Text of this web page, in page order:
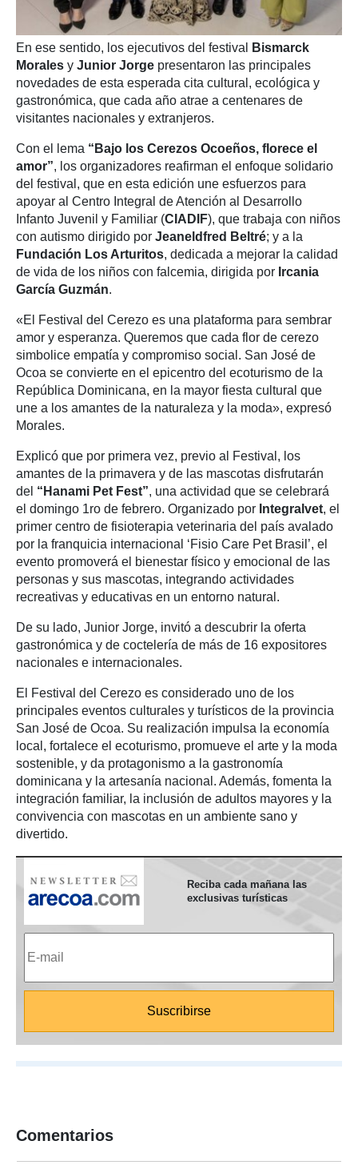
En ese sentido, los ejecutivos del festival
Bismarck
Morales y Junior Jorge presentaron las principales
novedades de esta esperada cita cultural, ecológica y
gastronómica, que cada año atrae a centenares de
visitantes nacionales y extranjeros.
Con el lema “Bajo los Cerezos Ocoeños, florece el
amor”, los organizadores reafirman el enfoque solidario
del festival, que en esta edición une esfuerzos para
apoyar al Centro Integral de Atención al Desarrollo
Infanto Juvenil y Familiar (CIADIF), que trabaja con niños
con autismo dirigido por Jeaneldfred Beltré; y a la
Fundación Los Arturitos, dedicada a mejorar la calidad
de vida de los niños con falcemia, dirigida por Ircania
García Guzmán.
«El Festival del Cerezo es una plataforma para sembrar
amor y esperanza. Queremos que cada flor de cerezo
simbolice empatía y compromiso social. San José de
Ocoa se convierte en el epicentro del ecoturismo de la
República Dominicana, en la mayor fiesta cultural que
une a los amantes de la naturaleza y la moda», expresó
Morales.
Explicó que por primera vez, previo al Festival, los
amantes de la primavera y de las mascotas disfrutarán
del “Hanami Pet Fest”, una actividad que se celebrará
el domingo 1ro de febrero. Organizado por Integralvet, el
primer centro de fisioterapia veterinaria del país avalado
por la franquicia internacional ‘Fisio Care Pet Brasil’, el
evento promoverá el bienestar físico y emocional de las
personas y sus mascotas, integrando actividades
recreativas y educativas en un entorno natural.
De su lado, Junior Jorge, invitó a descubrir la oferta
gastronómica y de coctelería de más de 16 expositores
nacionales e internacionales.
El Festival del Cerezo es considerado uno de los
principales eventos culturales y turísticos de la provincia
San José de Ocoa. Su realización impulsa la economía
local, fortalece el ecoturismo, promueve el arte y la moda
sostenible, y da protagonismo a la gastronomía
dominicana y la artesanía nacional. Además, fomenta la
integración familiar, la inclusión de adultos mayores y la
convivencia con mascotas en un ambiente sano y
divertido.
Reciba cada mañana las
exclusivas turísticas
Comentarios